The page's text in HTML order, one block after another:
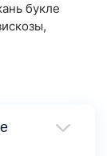
букле